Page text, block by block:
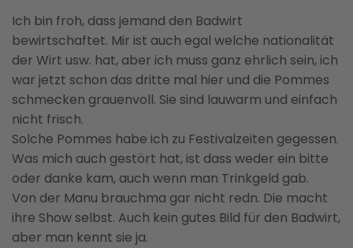
Ich bin froh, dass jemand den Badwirt
bewirtschaftet. Mir ist auch egal welche nationalität
der Wirt usw. hat, aber ich muss ganz ehrlich sein, ich
war jetzt schon das dritte mal hier und die Pommes
schmecken grauenvoll. Sie sind lauwarm und einfach
nicht frisch.
Solche Pommes habe ich zu Festivalzeiten gegessen.
Was mich auch gestört hat, ist dass weder ein bitte
oder danke kam, auch wenn man Trinkgeld gab.
Von der Manu brauchma gar nicht redn. Die macht
ihre Show selbst. Auch kein gutes Bild für den Badwirt,
aber man kennt sie ja.